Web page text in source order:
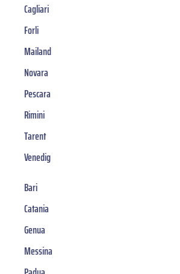
Cagliari
Forli
Mailand
Novara
Pescara
Rimini
Tarent
Venedig
Bari
Catania
Genua
Messina